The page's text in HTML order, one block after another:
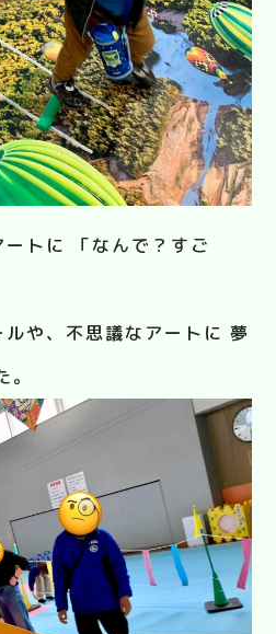
トに 「なんで？すご
や、不思議なアートに 夢